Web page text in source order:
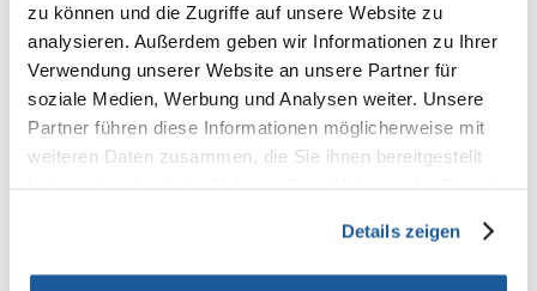
zu können und die Zugriffe auf unsere Website zu
analysieren. Außerdem geben wir Informationen zu Ihrer
Verwendung unserer Website an unsere Partner für
soziale Medien, Werbung und Analysen weiter. Unsere
Partner führen diese Informationen möglicherweise mit
weiteren Daten zusammen, die Sie ihnen bereitgestellt
Details zeigen
Recommend
REZENSION VERFASSEN
Produktbeschreibung
mit elastischer Schlaufe zur Befestigung z. B. an der Roll-Leine